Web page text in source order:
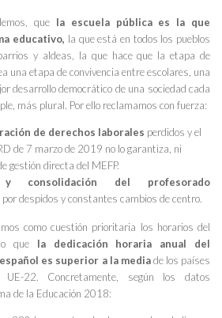
que la escuela pública es la que
educativo, la que está en todos los pueblos
y aldeas, la que hace que la etapa de
una etapa de convivencia entre escolares, una
desarrollo democrático de una sociedad cada
más plural. Por ello reclamamos con fuerza:
de derechos laborales perdidos y el
de 7 marzo de 2019 no lo garantiza, ni
gestión directa del MEFP.
consolidación del profesorado
por despidos y constantes cambios de centro.
como cuestión prioritaria los horarios del
que la dedicación horaria anual del
es superior a la mediade los países
22. Concretamente, según los datos
de la Educación 2018: